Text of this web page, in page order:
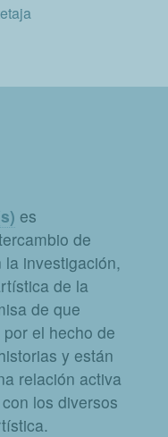
es
de
investigación,
de la
de que
el hecho de
y están
relación activa
los diversos